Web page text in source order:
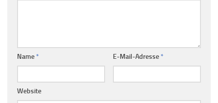
Name * E-Mail-Adresse *
Website